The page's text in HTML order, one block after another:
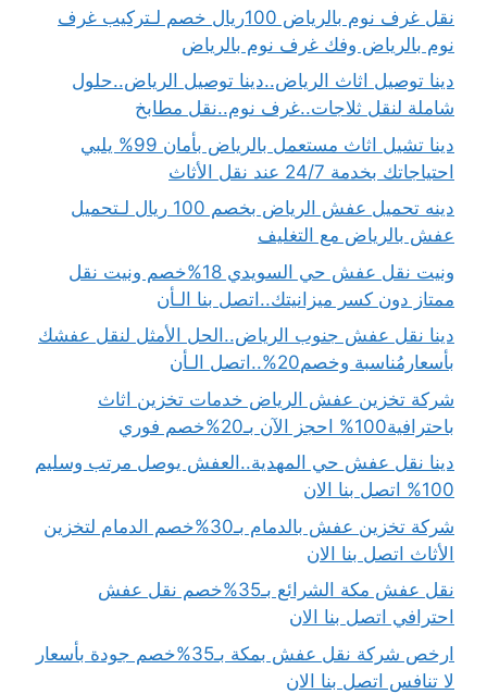
نقل غرف نوم بالرياض 100ريال خصم لـتركيب غرف
نوم بالرياض وفك غرف نوم بالرياض
دينا توصيل اثاث الرياض..دينا توصيل الرياض..حلول
شاملة لنقل ثلاجات..غرف نوم..نقل مطابخ
دينا تشيل اثاث مستعمل بالرياض بأمان 99% يلبي
احتياجاتك بخدمة 24/7 عند نقل الأثاث
دينه تحميل عفش الرياض بخصم 100 ريال لـتحميل
عفش بالرياض مع التغليف
ونيت نقل عفش حي السويدي 18%خصم ونيت نقل
ممتاز دون كسر ميزانيتك..اتصل بنا الـأن
دينا نقل عفش جنوب الرياض..الحل الأمثل لنقل عفشك
بأسعارمُناسبة وخصم20%..اتصل الـأن
شركة تخزين عفش الرياض خدمات تخزين اثاث
باحترافية100% احجز الآن بـ20%خصم فوري
دينا نقل عفش حي المهدية..العفش يوصل مرتب وسليم
100% اتصل بنا الان
شركة تخزين عفش بالدمام بـ30%خصم الدمام لتخزين
الأثاث اتصل بنا الان
نقل عفش مكة الشرائع بـ35%خصم نقل عفش
احترافي اتصل بنا الان
ارخص شركة نقل عفش بمكة بـ35%خصم جودة بأسعار
لا تنافس اتصل بنا الان